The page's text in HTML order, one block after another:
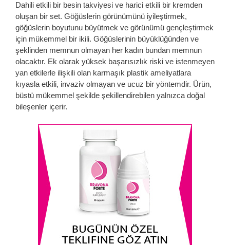
Dahili etkili bir besin takviyesi ve harici etkili bir kremden
oluşan bir set. Göğüslerin görünümünü iyileştirmek,
göğüslerin boyutunu büyütmek ve görünümü gençleştirmek
için mükemmel bir ikili. Göğüslerinin büyüklüğünden ve
şeklinden memnun olmayan her kadın bundan memnun
olacaktır. Ek olarak yüksek başarısızlık riski ve istenmeyen
yan etkilerle ilişkili olan karmaşık plastik ameliyatlara
kıyasla etkili, invaziv olmayan ve ucuz bir yöntemdir. Ürün,
büstü mükemmel şekilde şekillendirebilen yalnızca doğal
bileşenler içerir.